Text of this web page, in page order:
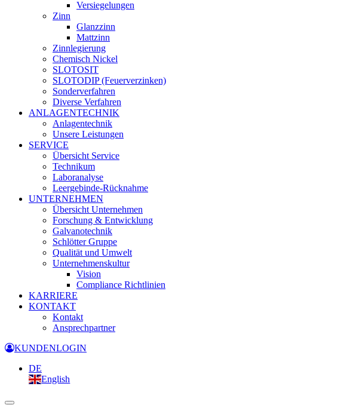
Versiegelungen
Zinn
Glanzzinn
Mattzinn
Zinnlegierung
Chemisch Nickel
SLOTOSIT
SLOTODIP (Feuerverzinken)
Sonderverfahren
Diverse Verfahren
ANLAGENTECHNIK
Anlagentechnik
Unsere Leistungen
SERVICE
Übersicht Service
Technikum
Laboranalyse
Leergebinde-Rücknahme
UNTERNEHMEN
Übersicht Unternehmen
Forschung & Entwicklung
Galvanotechnik
Schlötter Gruppe
Qualität und Umwelt
Unternehmenskultur
Vision
Compliance Richtlinien
KARRIERE
KONTAKT
Kontakt
Ansprechpartner
KUNDENLOGIN
DE
English